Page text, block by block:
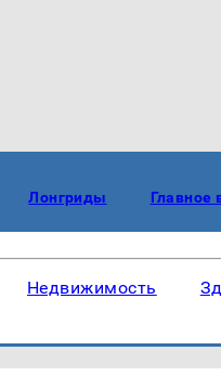
Лонгриды Главное
Недвижимость